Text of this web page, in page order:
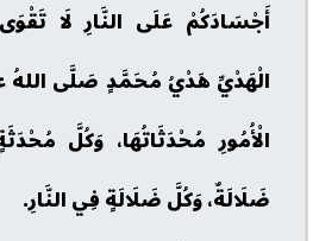
أَجْسَادَكُمْ عَلَى النَّارِ لَا
الْهَدْيِّ هَدْيُ مُحَمَّدٍ صَلَّى اللهُ
الْأُمُورِ مُحْدَثَاتُهَا، وَكُلَّ
ضَلَالَةٌ، وَكُلَّ ضَلَالَةٍ فِي النَّارِ.